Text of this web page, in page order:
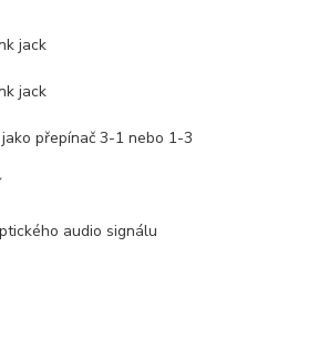
jack
jack
přepínač 3-1 nebo 1-3
audio signálu